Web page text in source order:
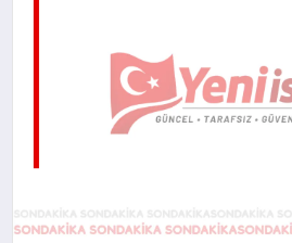
TEKNOLOJI